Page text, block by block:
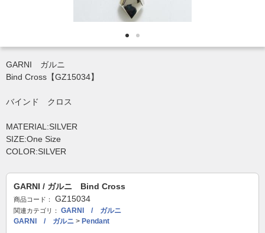
GARNI ガルニ
Bind Cross【GZ15034】
バインド クロス
MATERIAL:SILVER
SIZE:One Size
COLOR:SILVER
GARNI / ガルニ Bind Cross
商品コード： GZ15034
関連カテゴリ：
GARNI / ガルニ
GARNI / ガルニ > Pendant